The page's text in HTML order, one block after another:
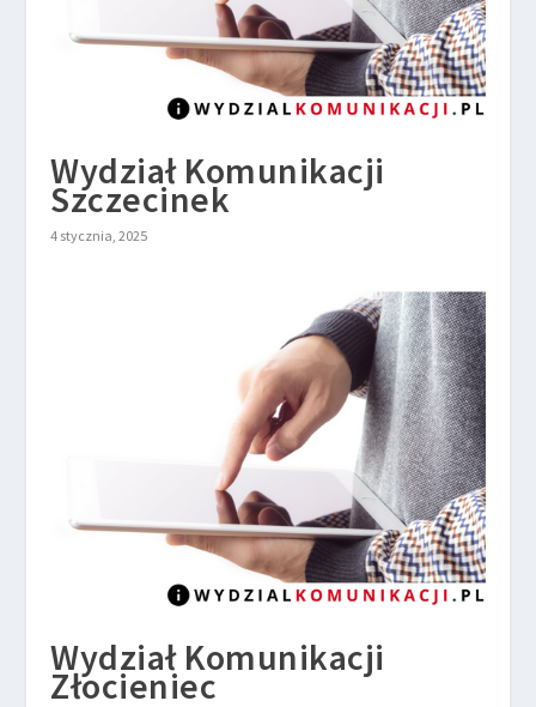
Wydział Komunikacji
Szczecinek
4 stycznia, 2025
Wydział Komunikacji
Złocieniec